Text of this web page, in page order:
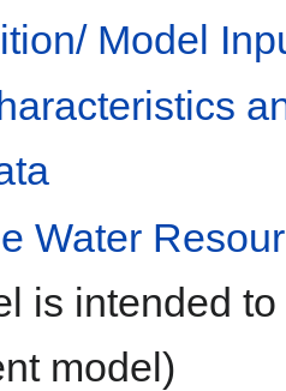
Model
Water
is intended
model)